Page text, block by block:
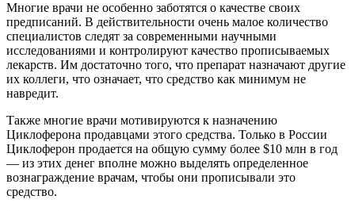
Многие врачи не особенно заботятся о качестве своих
предписаний. В действительности очень малое количество
специалистов следят за современными научными
исследованиями и контролируют качество прописываемых
лекарств. Им достаточно того, что препарат назначают другие
их коллеги, что означает, что средство как минимум не
навредит.
Также многие врачи мотивируются к назначению
Циклоферона продавцами этого средства. Только в России
Циклоферон продается на общую сумму более $10 млн в год
— из этих денег вполне можно выделять определенное
вознаграждение врачам, чтобы они прописывали это
средство.